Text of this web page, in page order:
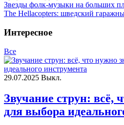
Звезды фолк-музыки на больших
The Hellacopters: шведский
Интересное
Все
29.07.2025 Выкл.
Звучание струн: всё,
для выбора